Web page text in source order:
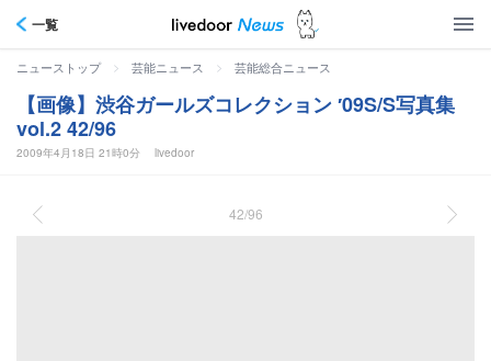
一覧
ニューストップ > 芸能ニュース > 芸能総合ニュース
【画像】渋谷ガールズコレクション ′09S/S写真集
vol.2 42/96
2009年4月18日 21時0分 livedoor
42/96